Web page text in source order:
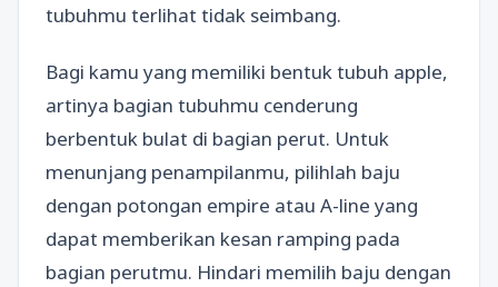
tubuhmu terlihat tidak seimbang.
Bagi kamu yang memiliki bentuk tubuh apple,
artinya bagian tubuhmu cenderung
berbentuk bulat di bagian perut. Untuk
menunjang penampilanmu, pilihlah baju
dengan potongan empire atau A-line yang
dapat memberikan kesan ramping pada
bagian perutmu. Hindari memilih baju dengan